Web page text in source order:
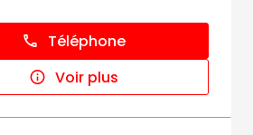
Téléphone
Voir plus